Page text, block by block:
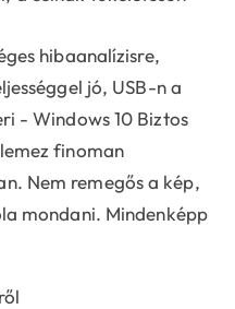
hibaanalízisre,
jó, USB-n a
- Windows 10 Biztos
finoman
Nem remegős a kép,
mondani. Mindenképp